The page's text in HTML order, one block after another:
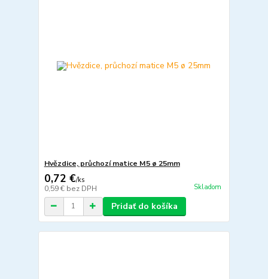
Hvězdice, průchozí matice M5 ø 25mm
0,72 €/ks
0,59 € bez DPH Skladom
Pridať do košíka